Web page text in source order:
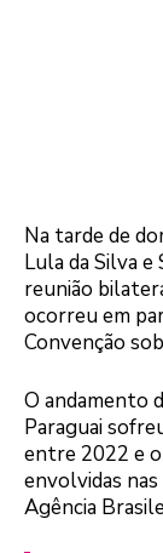
Na tarde de
Lula da Silva
reunião
ocorreu em
Convenção
O andamento
Paraguai
entre 2022 e o
envolvidas
Agência